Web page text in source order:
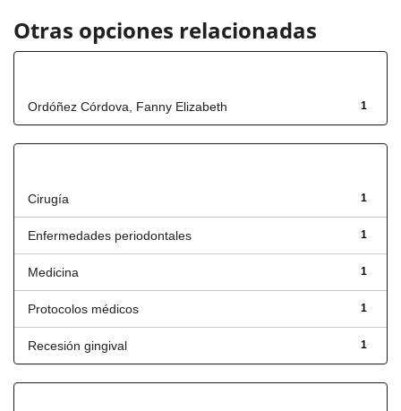
Otras opciones relacionadas
1
Ordóñez Córdova, Fanny Elizabeth
1
Cirugía
1
Enfermedades periodontales
1
Medicina
1
Protocolos médicos
1
Recesión gingival